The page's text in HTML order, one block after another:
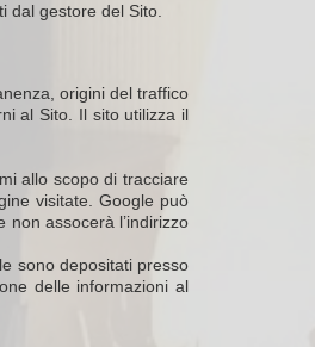
dal gestore del Sito.
origini del traffico
al Sito. Il sito utilizza il
allo scopo di tracciare
visitate. Google può
assocerà l’indirizzo
sono depositati presso
delle informazioni al